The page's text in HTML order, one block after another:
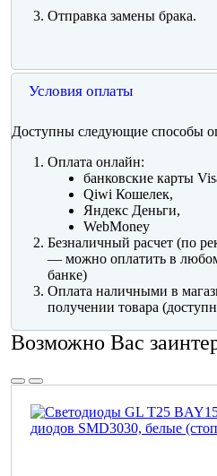
Отправка замены брака.
Условия оплаты
Доступны следующие способы
Оплата онлайн:
банковские карты
Qiwi Кошелек,
Яндекс Деньги,
WebMoney
Безналичный расчет (по
— можно оплатить в
банке)
Оплата наличными в
получении товара
Возможно Вас